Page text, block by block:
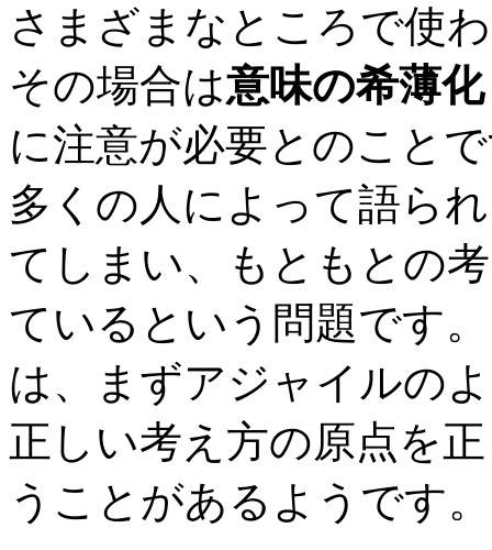
さまざまなところで使
その場合は意味の希薄
に注意が必要とのこと
多くの人によって語ら
てしまい、もともとの
ているという問題です
は、まずアジャイルの
正しい考え方の原点を
うことがあるようです。